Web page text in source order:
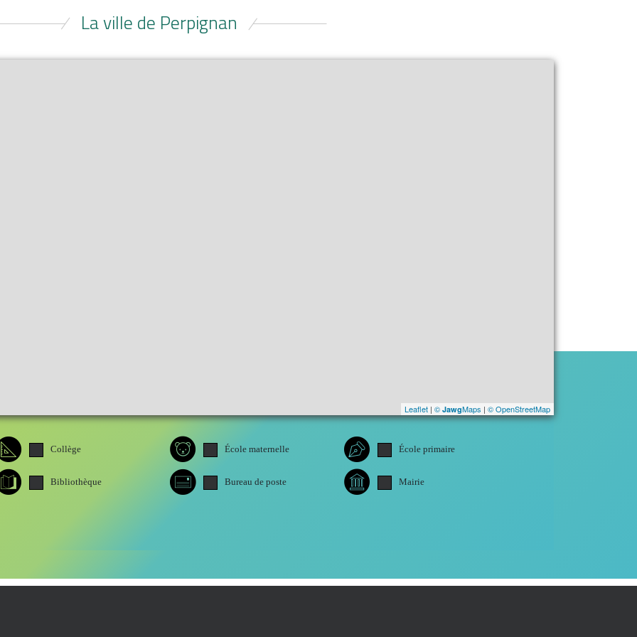
La ville de Perpignan
Leaflet | © JawgMaps | © OpenStreetMap
Collège École maternelle École primaire
Bibliothèque Bureau de poste Mairie